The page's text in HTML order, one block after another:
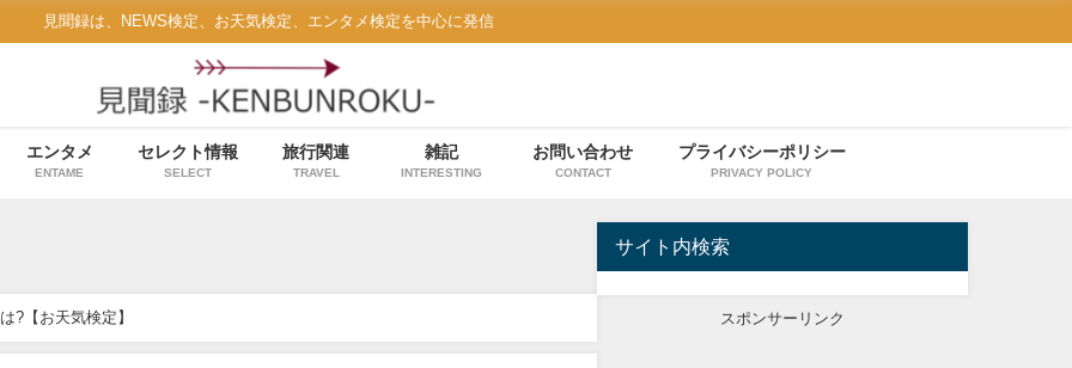
見聞録は、NEWS検定、お天気検定、エンタメ検定を中心に発信
エンタメ
ENTAME
セレクト情報
SELECT
旅行関連
TRAVEL
雑記
INTERESTING
お問い合わせ
CONTACT
プライバシーポリシー
PRIVACY POLICY
?【お天気検定】
サイト内検索
スポンサーリンク